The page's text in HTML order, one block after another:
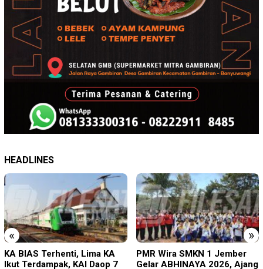
HEADLINES
« »
PMR Wira SMKN 1 Jember
Gelar ABHINAYA 2026, Ajang
Imigrasi Ponorogo Deportasi
Satu WN Tiongkok